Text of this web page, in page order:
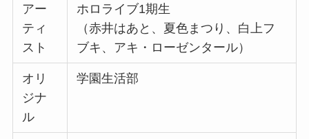
アー
ティ
スト
ホロライブ1期生
（赤井はあと、夏色まつり、白上フ
ブキ、アキ・ローゼンタール）
オリ
ジナ
ル
学園生活部